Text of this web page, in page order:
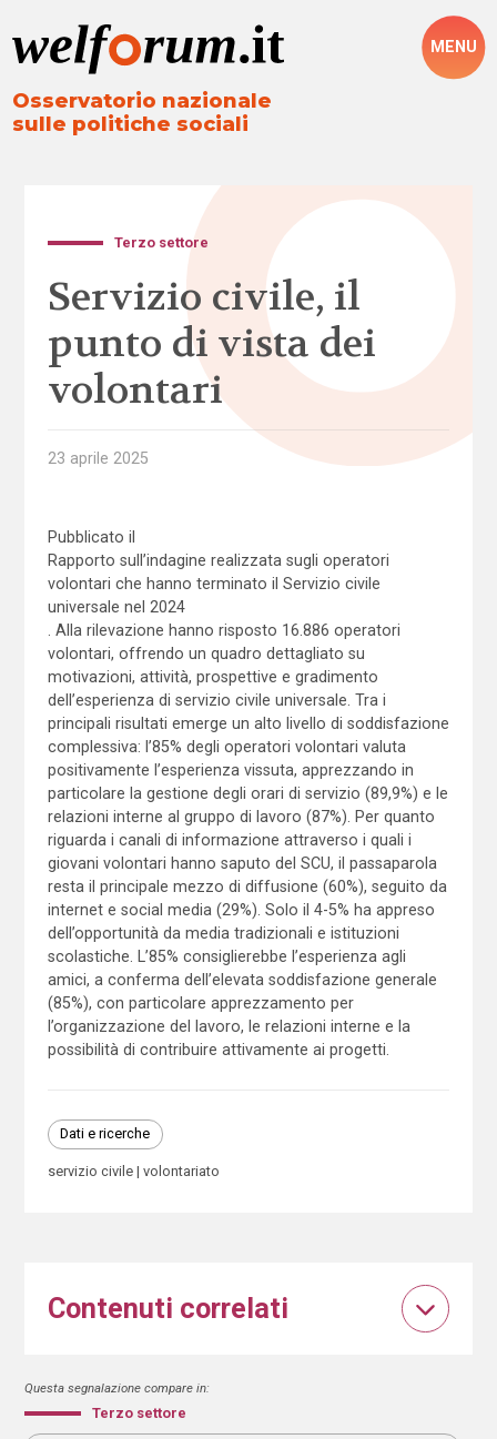
Osservatorio nazionale
sulle politiche sociali
MENU
Terzo settore
Servizio civile, il
punto di vista dei
volontari
23 aprile 2025
Pubblicato il
Rapporto sull’indagine realizzata sugli operatori
volontari che hanno terminato il Servizio civile
universale nel 2024
. Alla rilevazione hanno risposto 16.886 operatori
volontari, offrendo un quadro dettagliato su
motivazioni, attività, prospettive e gradimento
dell’esperienza di servizio civile universale. Tra i
principali risultati emerge un alto livello di soddisfazione
complessiva: l’85% degli operatori volontari valuta
positivamente l’esperienza vissuta, apprezzando in
particolare la gestione degli orari di servizio (89,9%) e le
relazioni interne al gruppo di lavoro (87%). Per quanto
riguarda i canali di informazione attraverso i quali i
giovani volontari hanno saputo del SCU, il passaparola
resta il principale mezzo di diffusione (60%), seguito da
internet e social media (29%). Solo il 4-5% ha appreso
dell’opportunità da media tradizionali e istituzioni
scolastiche. L’85% consiglierebbe l’esperienza agli
amici, a conferma dell’elevata soddisfazione generale
(85%), con particolare apprezzamento per
l’organizzazione del lavoro, le relazioni interne e la
possibilità di contribuire attivamente ai progetti.
Dati e ricerche
servizio civile volontariato
Contenuti correlati
Questa segnalazione compare in:
Terzo settore